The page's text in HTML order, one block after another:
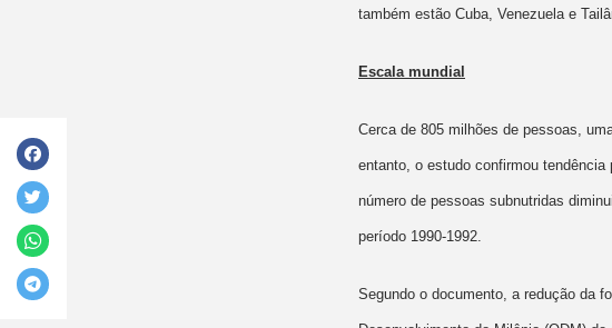
também estão Cuba, Venezuela e
Escala mundial
Cerca de 805 milhões de pessoas,
entanto, o estudo confirmou
número de pessoas subnutridas
período 1990-1992.
Segundo o documento, a redução da